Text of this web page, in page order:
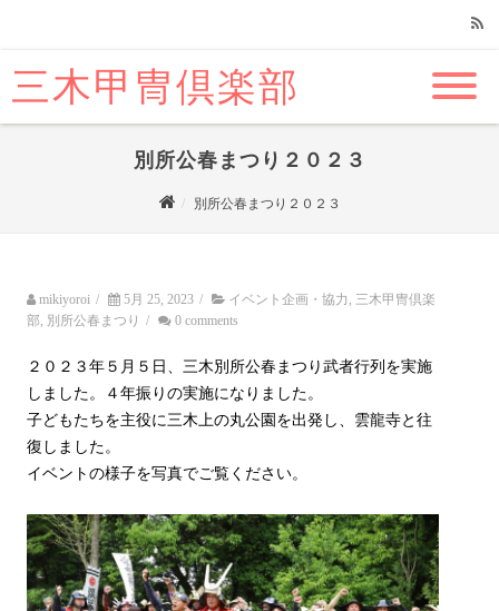
RSS
三木甲冑倶楽部
別所公春まつり２０２３
別所公春まつり２０２３
mikiyoroi / 5月 25, 2023 / イベント企画・協力
三木甲冑倶楽
部
別所公春まつり / 0 comments
２０２３年５月５日、三木別所公春まつり武者行列を実施
しました。４年振りの実施になりました。
子どもたちを主役に三木上の丸公園を出発し、雲龍寺と往
復しました。
イベントの様子を写真でご覧ください。